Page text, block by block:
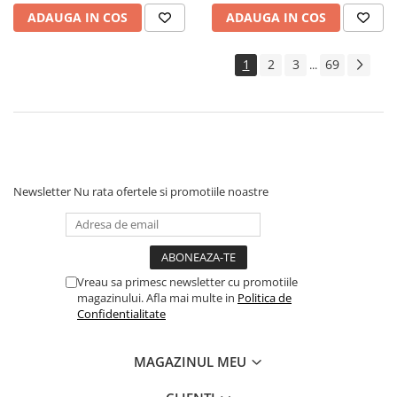
Geci Copii
Caciuli Copii
Jucarii de baie
Jucarii de sortat
Jucarii interactive bebelusi
Jucarii pentru carucioare si patut
Jocuri si jucarii educative
ADAUGA IN COS ADAUGA IN COS
1 2 3 ... 69
Newsletter Nu rata ofertele si promotiile noastre
Vreau sa primesc newsletter cu promotiile
magazinului. Afla mai multe in Politica de
Confidentialitate
MAGAZINUL MEU